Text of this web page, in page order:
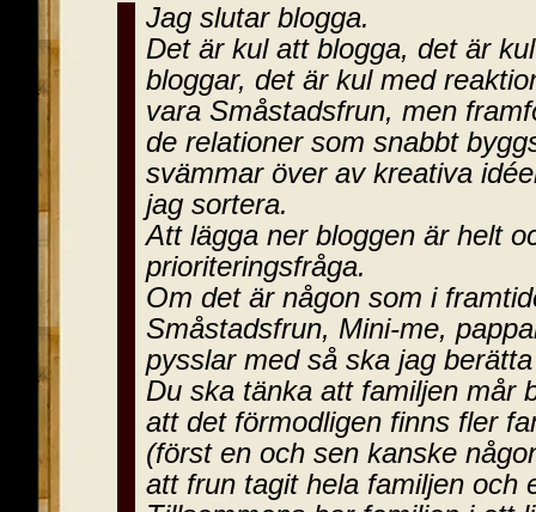
Jag slutar blogga.
Det är kul att blogga, det är
bloggar, det är kul med
vara Småstadsfrun, men
de relationer som snabbt
svämmar över av kreativa
jag sortera.
Att lägga ner bloggen är helt
prioriteringsfråga.
Om det är någon som i
Småstadsfrun, Mini-me,
pysslar med så ska jag
Du ska tänka att familjen mår
att det förmodligen finns fler
(först en och sen kanske
att frun tagit hela familjen och